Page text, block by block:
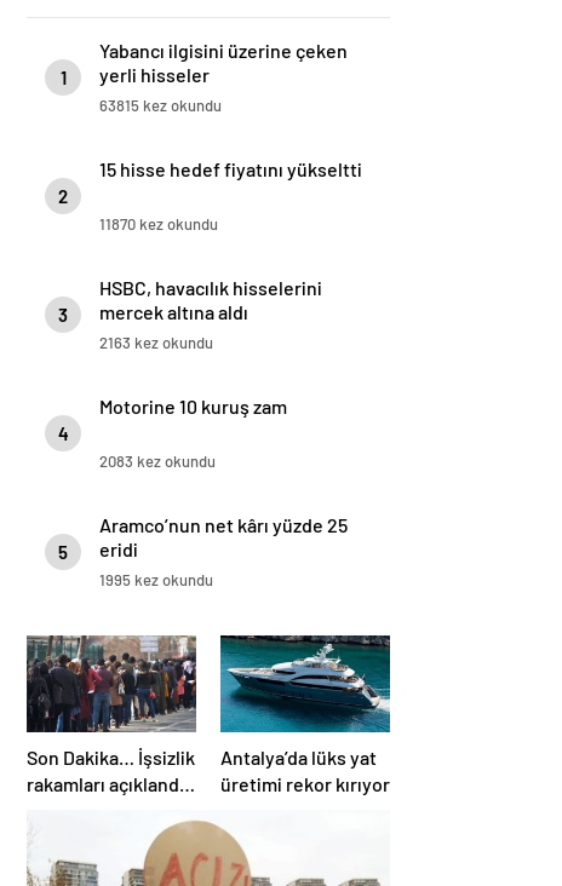
1
Yabancı ilgisini üzerine çeken
yerli hisseler
63815 kez okundu
2
15 hisse hedef fiyatını yükseltti
11870 kez okundu
3
HSBC, havacılık hisselerini
mercek altına aldı
2163 kez okundu
4
Motorine 10 kuruş zam
2083 kez okundu
5
Aramco’nun net kârı yüzde 25
eridi
1995 kez okundu
Son Dakika… İşsizlik
rakamları açıklandı:
işsizlik yükseldi!
Antalya’da lüks yat
üretimi rekor kırıyor